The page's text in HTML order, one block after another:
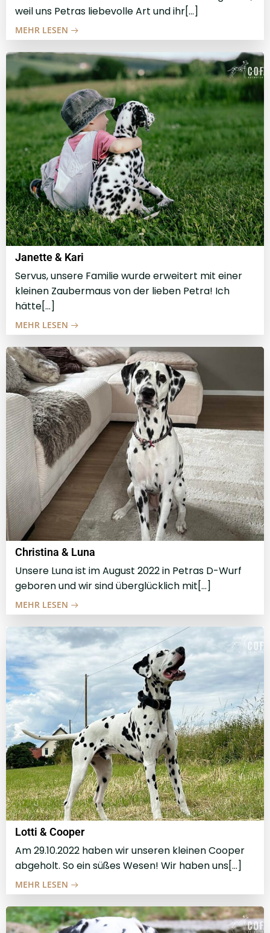
weil uns Petras liebevolle Art und ihr[…]
MEHR LESEN
Janette & Kari
Servus, unsere Familie wurde erweitert mit einer
kleinen Zaubermaus von der lieben Petra! Ich
hätte[…]
MEHR LESEN
Christina & Luna
Unsere Luna ist im August 2022 in Petras D-Wurf
geboren und wir sind überglücklich mit[…]
MEHR LESEN
Lotti & Cooper
Am 29.10.2022 haben wir unseren kleinen Cooper
abgeholt. So ein süßes Wesen! Wir haben uns[…]
MEHR LESEN